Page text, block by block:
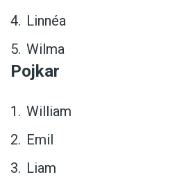
Linnéa
Wilma
Pojkar
William
Emil
Liam